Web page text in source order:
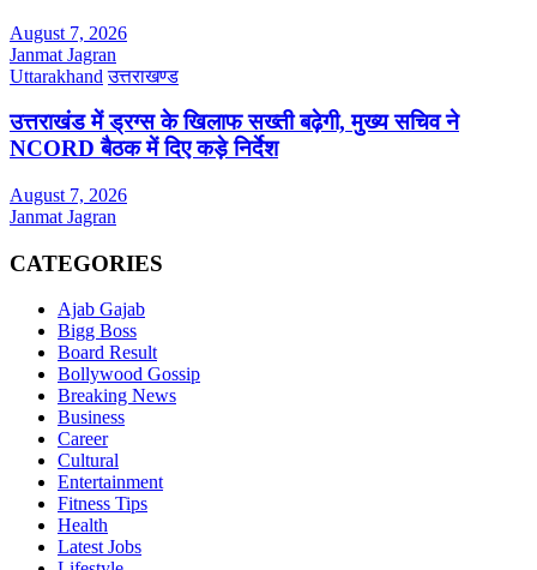
August 7, 2026
Janmat Jagran
Uttarakhand उत्तराखण्ड
उत्तराखंड में ड्रग्स के खिलाफ सख्ती बढ़ेगी, मुख्य सचिव ने
NCORD बैठक में दिए कड़े निर्देश
August 7, 2026
Janmat Jagran
CATEGORIES
Ajab Gajab
Bigg Boss
Board Result
Bollywood Gossip
Breaking News
Business
Career
Cultural
Entertainment
Fitness Tips
Health
Latest Jobs